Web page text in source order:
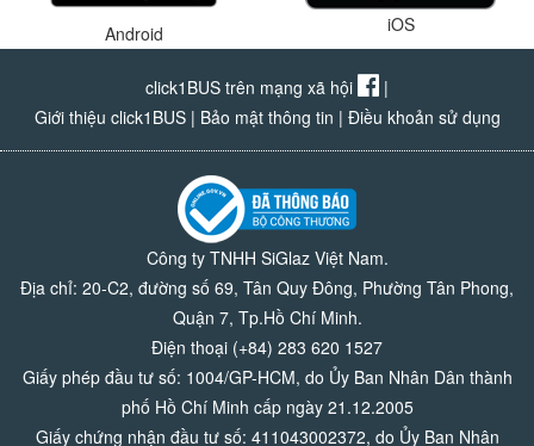
Android iOS
click1BUS trên mạng xã hội
|
Giới thiệu click1BUS| Bảo mật thông tin | Điều khoản sử dụng
Công ty TNHH SiGlaz Việt Nam.
Địa chỉ: 20-C2, đường số 69, Tân Quy Đông, Phường Tân Phong,
Quận 7, Tp.Hồ Chí Minh.
Điện thoại (+84) 283 620 1527
Giấy phép đầu tư số: 1004/GP-HCM, do Ủy Ban Nhân Dân thành
phố Hồ Chí Minh cấp ngày 21.12.2005
Giấy chứng nhận đầu tư số: 411043002372, do Ủy Ban Nhân